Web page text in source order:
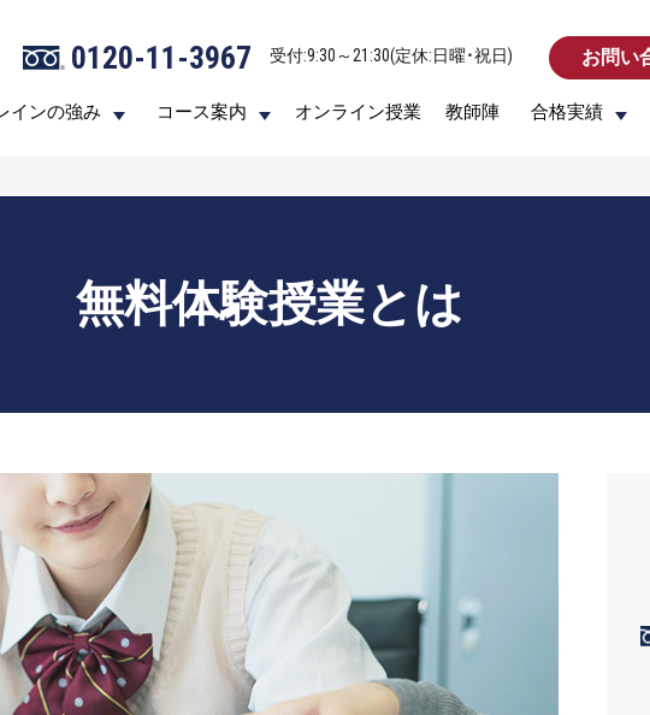
0120-11-3967 受付:9:30～21:30(定休:日曜・祝日) お問い
インの強み コース案内 オンライン授業 教師陣 合格実績
0120-11-3967 受付:9:30～21:30(定休:日曜・祝日) お問い
インの強み コース案内 オンライン授業 教師陣 合格実績
無料体験授業とは